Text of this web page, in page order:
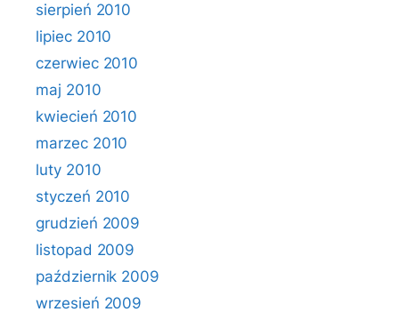
sierpień 2010
lipiec 2010
czerwiec 2010
maj 2010
kwiecień 2010
marzec 2010
luty 2010
styczeń 2010
grudzień 2009
listopad 2009
październik 2009
wrzesień 2009